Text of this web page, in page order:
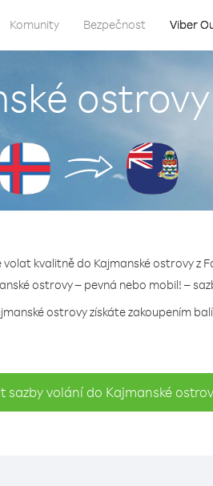
Komunity Bezpečnost Viber
volat kvalitně do Kajmanské ostrovy z
ostrovy – pevná nebo mobil! –
ostrovy získáte zakoupením
sazby volání do Kajmanské